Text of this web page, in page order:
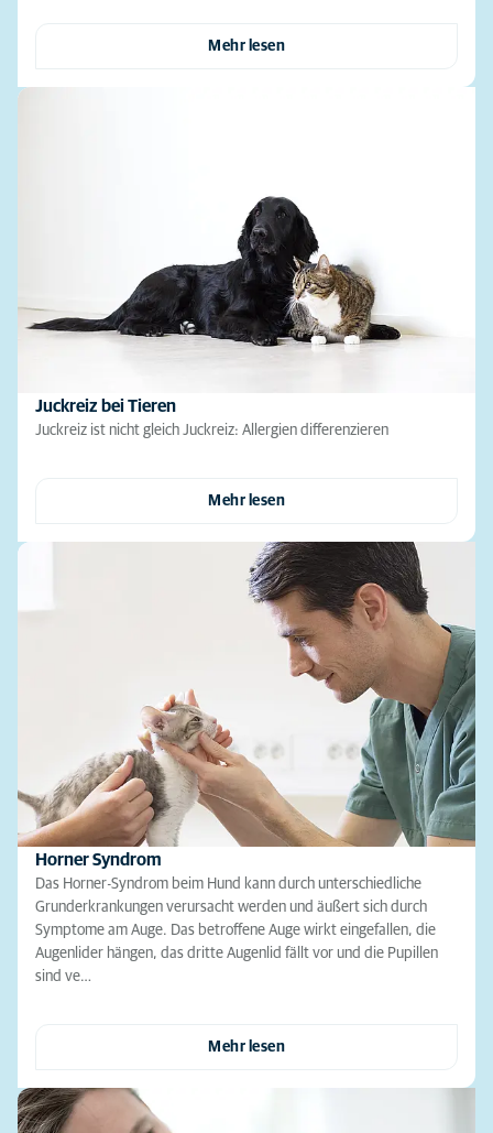
Mehr lesen
Juckreiz bei Tieren
Juckreiz ist nicht gleich Juckreiz: Allergien differenzieren
Mehr lesen
Horner Syndrom
Das Horner-Syndrom beim Hund kann durch unterschiedliche
Grunderkrankungen verursacht werden und äußert sich durch
Symptome am Auge. Das betroffene Auge wirkt eingefallen, die
Augenlider hängen, das dritte Augenlid fällt vor und die Pupillen
sind ve…
Mehr lesen